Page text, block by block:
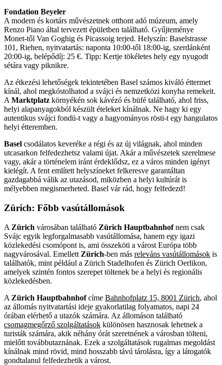
Fondation Beyeler
A modern és kortárs művészetnek otthont adó múzeum, amely
Renzo Piano által tervezett épületben található. Gyűjteménye
Monet-től Van Goghig és Picassoig terjed. Helyszín: Baselstrasse
101, Riehen, nyitvatartás: naponta 10:00-től 18:00-ig, szerdánként
20:00-ig, belépődíj: 25 €. Tipp: Kertje tökéletes hely egy nyugodt
sétára vagy piknikre.
Az étkezési lehetőségek tekintetében Basel számos kiváló éttermet
kínál, ahol megkóstolhatod a svájci és nemzetközi konyha remekeit.
A Marktplatz környékén sok kávézó és büfé található, ahol friss,
helyi alapanyagokból készült ételeket kínálnak. Ne hagy ki egy
autentikus svájci fondü-t vagy a hagyományos rösti-t egy hangulatos
helyi étteremben.
Basel csodálatos keveréke a régi és az új világnak, ahol minden
utcasarkon felfedezhetsz valami újat. Akár a művészetek szerelmese
vagy, akár a történelem iránt érdeklődsz, ez a város minden igényt
kielégít. A fent említett helyszíneket felkeresve garantáltan
gazdagabbá válik az utazásod, miközben a helyi kultúrát is
mélyebben megismerheted. Basel vár rád, hogy felfedezd!
Zürich: Főbb vasútállomások
A Zürich városában található Zürich Hauptbahnhofnem csak
Svájc egyik legforgalmasabb vasútállomása, hanem egy igazi
közlekedési csomópont is, ami összeköti a várost Európa több
nagyvárosával. Emellett Zürich-ben más releváns vasútállomások is
találhatók, mint például a Zürich Stadelhofen és Zürich Oerlikon,
amelyek szintén fontos szerepet töltenek be a helyi és regionális
közlekedésben.
A Zürich Hauptbahnhofcíme Bahnhofplatz 15, 8001 Zürich, ahol
az állomás nyitvatartási ideje gyakorlatilag folyamatos, napi 24
órában elérhető a utazók számára. Az állomáson található
csomagmegőrző szolgáltatások különösen hasznosak lehetnek a
turisták számára, akik néhány órát szeretnének a városban tölteni,
mielőtt továbbutaznának. Ezek a szolgáltatások rugalmas megoldást
kínálnak mind rövid, mind hosszabb távú tárolásra, így a látogatók
gondtalanul felfedezhetik a várost.